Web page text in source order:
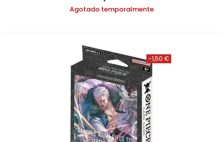
Agotado temporalmente
-1,50 €